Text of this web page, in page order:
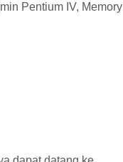
Pentium IV, Memory